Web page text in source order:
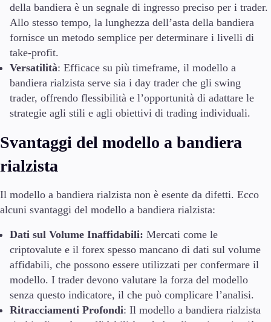
della bandiera è un segnale di ingresso preciso per i trader.
Allo stesso tempo, la lunghezza dell’asta della bandiera
fornisce un metodo semplice per determinare i livelli di
take-profit.
Versatilità: Efficace su più timeframe, il modello a
bandiera rialzista serve sia i day trader che gli swing
trader, offrendo flessibilità e l’opportunità di adattare le
strategie agli stili e agli obiettivi di trading individuali.
Svantaggi del modello a bandiera
rialzista
Il modello a bandiera rialzista non è esente da difetti. Ecco
alcuni svantaggi del modello a bandiera rialzista:
Dati sul Volume Inaffidabili: Mercati come le
criptovalute e il forex spesso mancano di dati sul volume
affidabili, che possono essere utilizzati per confermare il
modello. I trader devono valutare la forza del modello
senza questo indicatore, il che può complicare l’analisi.
Ritracciamenti Profondi: Il modello a bandiera rialzista